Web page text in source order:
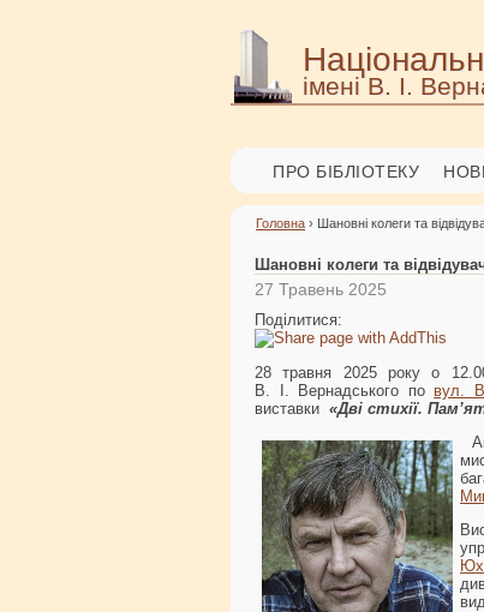
імені В. І.
ПРО БІБЛІОТЕКУ
Головна › Шановні колеги та
Шановні колеги та
27 Травень 2025
Поділитися:
28 травня 2025 року о
В. І. Вернадського по вул.
виставки «Дві стихії.